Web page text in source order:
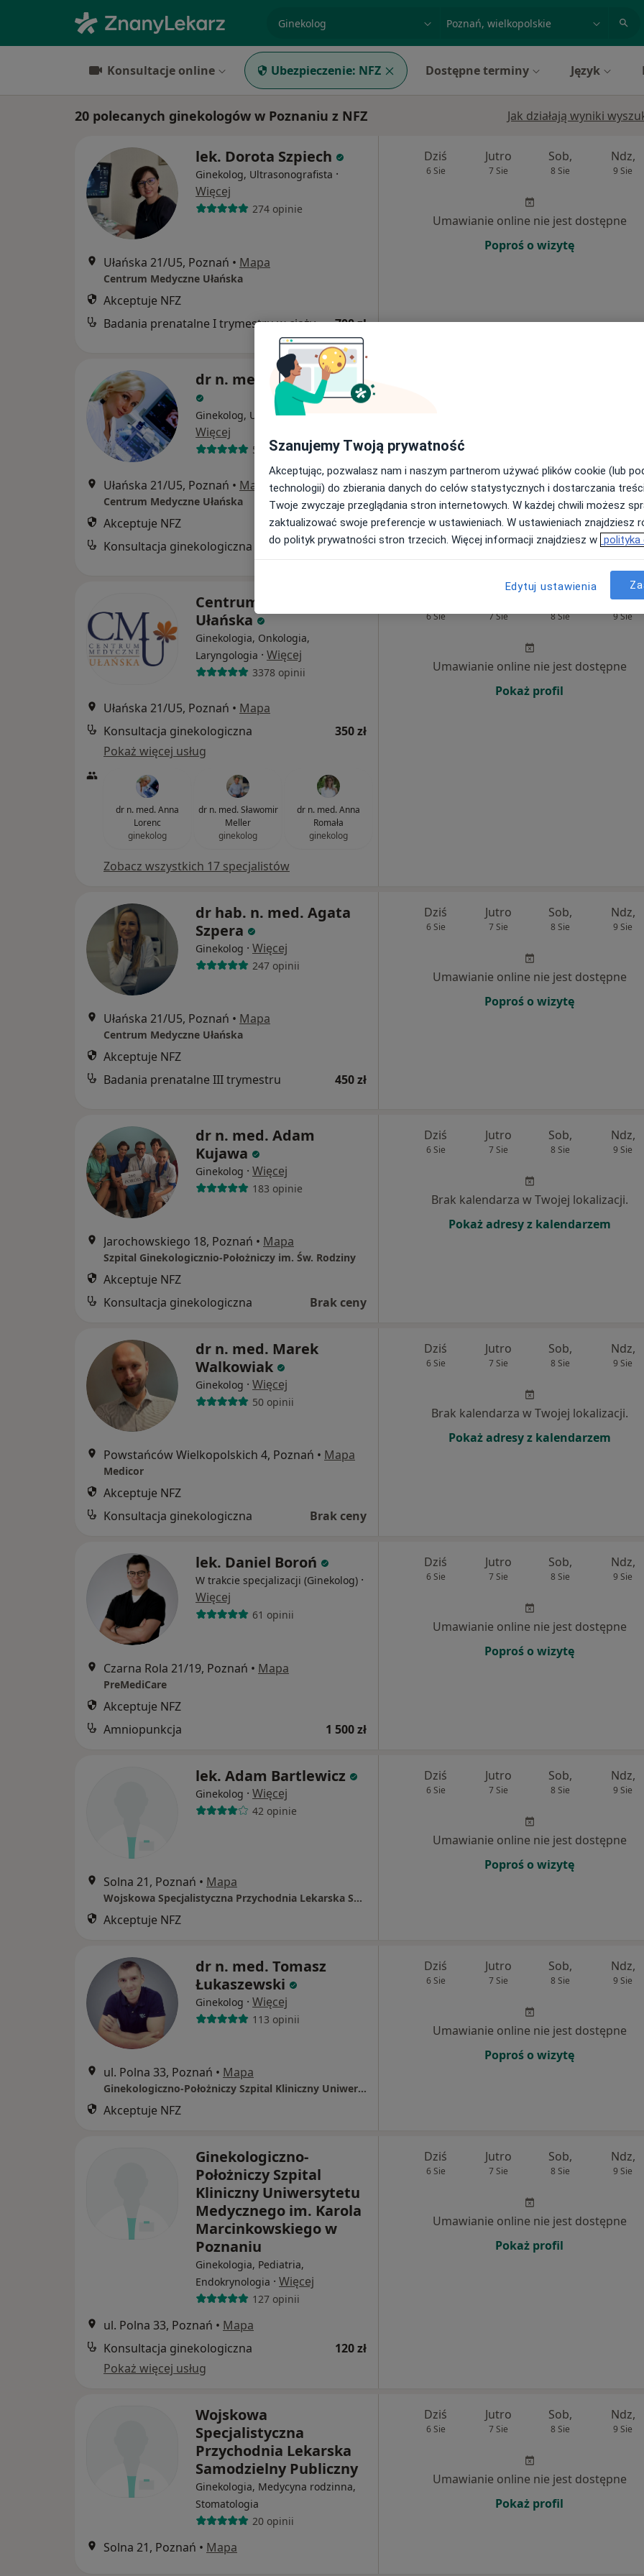
miasto lub dzielnica
Konsultacje online Ubezpieczenie: NFZ Dostępne terminy Język
20 polecanych ginekologów w Poznaniu z NFZ Jak działają wyniki
lek. Dorota Szpiech
Ginekolog, Ultrasonografista ·
Więcej
274 opinie
Ułańska 21/U5, Poznań • Mapa
Centrum Medyczne Ułańska
Akceptuje NFZ
Badania prenatalne I trymestru w ciąży bliźniaczej + test PAPPA 700 zł
Dziś
6 Sie
Jutro
7 Sie
Sob,
8 Sie
Ndz,
9 Sie
Umawianie online nie jest dostępne
Poproś o wizytę
dr n. med. Anna Lorenc
Ginekolog, Ultrasonografista
Więcej
585 opinii
Ułańska 21/U5, Poznań • Mapa
Centrum Medyczne Ułańska
Akceptuje NFZ
Konsultacja ginekologiczna dzieci
350 zł
Umawianie online nie jest dostępne
Poproś o wizytę
Centrum Medyczne
Ułańska
Ginekologia, Onkologia,
Laryngologia · Więcej
3378 opinii
Ułańska 21/U5, Poznań • Mapa
Konsultacja ginekologiczna
350 zł
Pokaż więcej usług
dr n. med. Anna
Lorenc
ginekolog
dr n. med. Sławomir
Meller
ginekolog
dr n. med. Anna
Romała
ginekolog
Zobacz wszystkich 17 specjalistów
6 Sie 7 Sie 8 Sie
Ndz,
9 Sie
Umawianie online nie jest dostępne
Pokaż profil
dr hab. n. med. Agata
Szpera
Ginekolog · Więcej
247 opinii
Ułańska 21/U5, Poznań • Mapa
Centrum Medyczne Ułańska
Akceptuje NFZ
Badania prenatalne III trymestru
450 zł
Dziś
6 Sie
Jutro
7 Sie
Sob,
8 Sie
Ndz,
9 Sie
Umawianie online nie jest dostępne
Poproś o wizytę
dr n. med. Adam
Kujawa
Ginekolog · Więcej
183 opinie
Jarochowskiego 18, Poznań • Mapa
Szpital Ginekologicznio-Położniczy im. Św. Rodziny
Akceptuje NFZ
Konsultacja ginekologiczna
Brak ceny
Dziś
6 Sie
Jutro
7 Sie
Sob,
8 Sie
Ndz,
9 Sie
Brak kalendarza w Twojej lokalizacji.
Pokaż adresy z kalendarzem
dr n. med. Marek
Walkowiak
Ginekolog · Więcej
50 opinii
Powstańców Wielkopolskich 4, Poznań • Mapa
Medicor
Akceptuje NFZ
Konsultacja ginekologiczna
Brak ceny
Dziś
6 Sie
Jutro
7 Sie
Sob,
8 Sie
Ndz,
9 Sie
Brak kalendarza w Twojej lokalizacji.
Pokaż adresy z kalendarzem
lek. Daniel Boroń
W trakcie specjalizacji (Ginekolog) ·
Więcej
61 opinii
Czarna Rola 21/19, Poznań • Mapa
PreMediCare
Akceptuje NFZ
Amniopunkcja
1 500 zł
Dziś
6 Sie
Jutro
7 Sie
Sob,
8 Sie
Ndz,
9 Sie
Umawianie online nie jest dostępne
Poproś o wizytę
lek. Adam Bartlewicz
Ginekolog · Więcej
42 opinie
Solna 21, Poznań • Mapa
Wojskowa Specjalistyczna Przychodnia Lekarska Samodzielny Publiczny
Akceptuje NFZ
Dziś
6 Sie
Jutro
7 Sie
Sob,
8 Sie
Ndz,
9 Sie
Umawianie online nie jest dostępne
Poproś o wizytę
dr n. med. Tomasz
Łukaszewski
Ginekolog · Więcej
113 opinii
ul. Polna 33, Poznań • Mapa
Ginekologiczno-Położniczy Szpital Kliniczny Uniwersytetu Medycznego im. Karola Marcinkowskiego w Poznaniu
Akceptuje NFZ
Dziś
6 Sie
Jutro
7 Sie
Sob,
8 Sie
Ndz,
9 Sie
Umawianie online nie jest dostępne
Poproś o wizytę
Ginekologiczno-
Położniczy Szpital
Kliniczny Uniwersytetu
Medycznego im. Karola
Marcinkowskiego w
Poznaniu
Ginekologia, Pediatria,
Endokrynologia · Więcej
127 opinii
ul. Polna 33, Poznań • Mapa
Konsultacja ginekologiczna
120 zł
Pokaż więcej usług
Dziś
6 Sie
Jutro
7 Sie
Sob,
8 Sie
Ndz,
9 Sie
Umawianie online nie jest dostępne
Pokaż profil
Wojskowa
Specjalistyczna
Przychodnia Lekarska
Samodzielny Publiczny
Ginekologia, Medycyna rodzinna,
Stomatologia
20 opinii
Solna 21, Poznań • Mapa
Dziś
6 Sie
Jutro
7 Sie
Sob,
8 Sie
Ndz,
9 Sie
Umawianie online nie jest dostępne
Pokaż profil
Szanujemy Twoją prywatność
Akceptując, pozwalasz nam i naszym partnerom używać plików cookie (lub
technologii) do zbierania danych do celów statystycznych i dostarczania
Twoje zwyczaje przeglądania stron internetowych. W każdej chwili możesz
zaktualizować swoje preferencje w ustawieniach. W ustawieniach znajdziesz
do polityk prywatności stron trzecich. Więcej informacji znajdziesz w polityka
Edytuj ustawienia